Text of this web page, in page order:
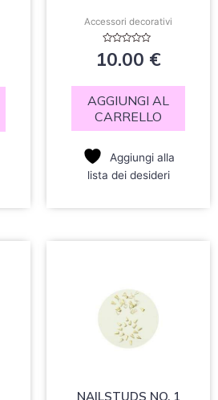
Accessori decorativi
Valutato
0
su
10.00 €
AGGIUNGI AL
CARRELLO
Aggiungi alla
lista dei desideri
NAILSTUDS NO. 1